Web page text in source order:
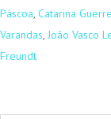
Páscoa Catarina
Varandas João Vasco
Freundt